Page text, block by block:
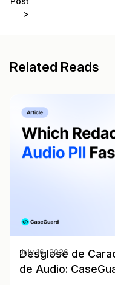
>
Related Reads
Desglose de
de Audio:
July 16, 2026